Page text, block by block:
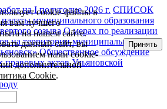
на I полугодие 2026 г. СПИСОК
муниципального образования
созыва О мерах по реализации
на территории муниципального
Общественное обсуждение
актов Ульяновской
cookie-файлы в
вам лучшего
на нашем сайте.
данный сайт, вы
нами cookie-
дополнительной
Cookie.
Принять